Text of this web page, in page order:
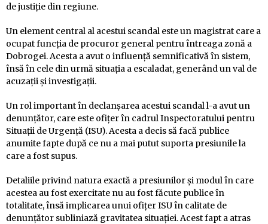
de justiție din regiune.
Un element central al acestui scandal este un magistrat care a
ocupat funcția de procuror general pentru întreaga zonă a
Dobrogei. Acesta a avut o influență semnificativă în sistem,
însă în cele din urmă situația a escaladat, generând un val de
acuzații și investigații.
Un rol important în declanșarea acestui scandal l-a avut un
denunțător, care este ofițer în cadrul Inspectoratului pentru
Situații de Urgență (ISU). Acesta a decis să facă publice
anumite fapte după ce nu a mai putut suporta presiunile la
care a fost supus.
Detaliile privind natura exactă a presiunilor și modul în care
acestea au fost exercitate nu au fost făcute publice în
totalitate, însă implicarea unui ofițer ISU în calitate de
denunțător subliniază gravitatea situației. Acest fapt a atras